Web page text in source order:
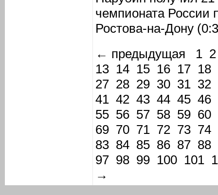
чемпионата России
Ростова-на-Дону
← предыдущая
1 2
13 14 15 16 17 18
27 28 29 30 31 32
41 42 43 44 45 46
55 56 57 58 59 60
69 70 71 72 73 74
83 84 85 86 87 88
97 98 99 100 101
→